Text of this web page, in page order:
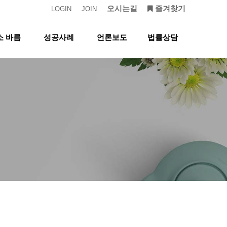
즐겨찾기
오시는길
JOIN
LOGIN
바름 성공사례 언론보도 법률상담